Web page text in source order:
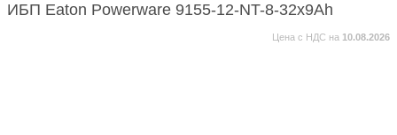
ИБП Eaton Powerware 9155-12-NT-8-32x9Ah
Цена с НДС на 10.08.2026